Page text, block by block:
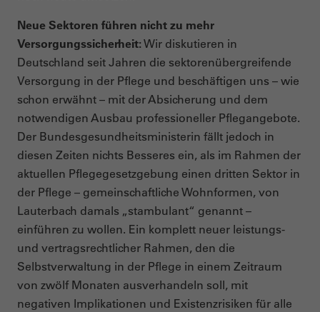
Neue Sektoren führen nicht zu mehr
Versorgungssicherheit: Wir diskutieren in
Deutschland seit Jahren die sektorenübergreifende
Versorgung in der Pflege und beschäftigen uns – wie
schon erwähnt – mit der Absicherung und dem
notwendigen Ausbau professioneller Pflegangebote.
Der Bundesgesundheitsministerin fällt jedoch in
diesen Zeiten nichts Besseres ein, als im Rahmen der
aktuellen Pflegegesetzgebung einen dritten Sektor in
der Pflege – gemeinschaftliche Wohnformen, von
Lauterbach damals „stambulant“ genannt –
einführen zu wollen. Ein komplett neuer leistungs-
und vertragsrechtlicher Rahmen, den die
Selbstverwaltung in der Pflege in einem Zeitraum
von zwölf Monaten ausverhandeln soll, mit
negativen Implikationen und Existenzrisiken für alle